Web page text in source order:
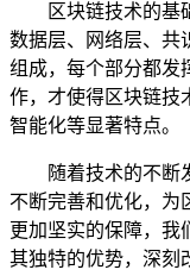
区块链技术的基
数据层、网络层、共
组成，每个部分都发
作，才使得区块链技
智能化等显著特点。
随着技术的不断
不断完善和优化，为
更加坚实的保障，我
其独特的优势，深刻